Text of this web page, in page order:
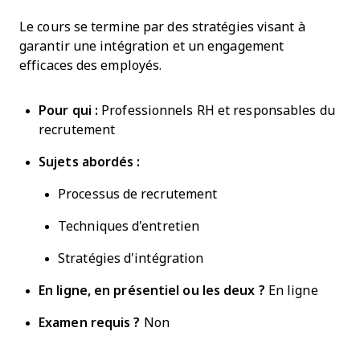
Le cours se termine par des stratégies visant à
garantir une intégration et un engagement
efficaces des employés.
Pour qui : Professionnels RH et responsables du
recrutement
Sujets abordés :
Processus de recrutement
Techniques d'entretien
Stratégies d'intégration
En ligne, en présentiel ou les deux ? En ligne
Examen requis ? Non